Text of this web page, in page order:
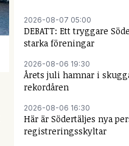
2026-08-07 05:00
DEBATT: Ett tryggare
starka föreningar
2026-08-06 19:30
Årets juli hamnar i
rekordåren
2026-08-06 16:30
Här är Södertäljes nya
registreringsskyltar